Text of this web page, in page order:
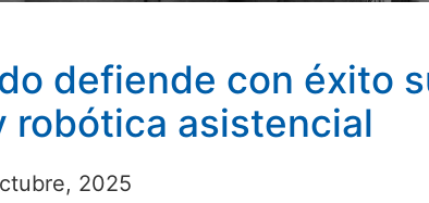
defiende con éxito
robótica asistencial
2025